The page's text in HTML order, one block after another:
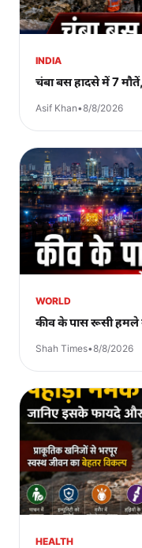
INDIA
चंबा बस हादसे में 7
Asif Khan•8/8/2026
WORLD
कीव के पास रूसी हमले
Shah Times•8/8/2026
HEALTH